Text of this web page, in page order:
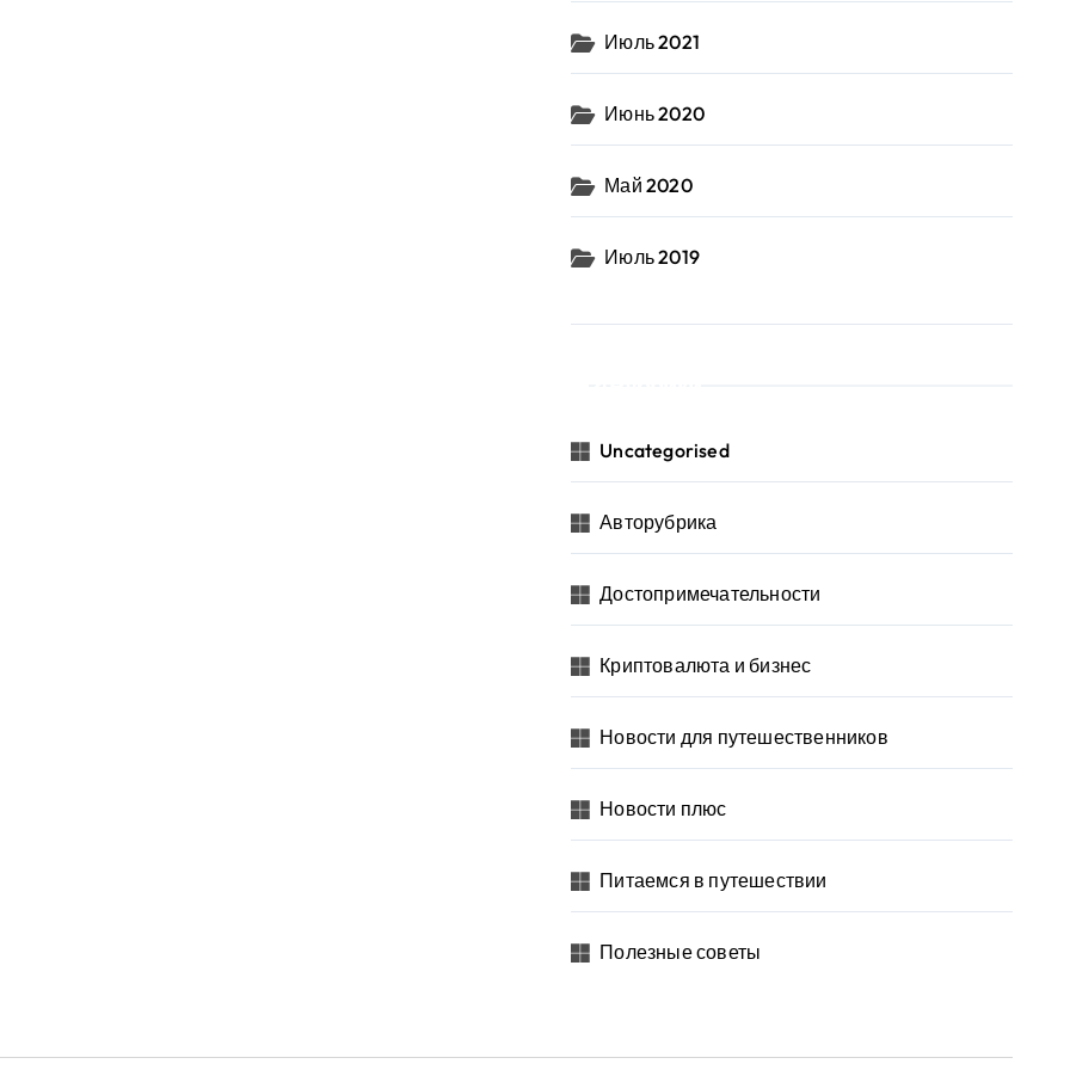
Июль 2021
Июнь 2020
Май 2020
Июль 2019
Uncategorised
Авторубрика
Достопримечательности
Криптовалюта и бизнес
Новости для путешественников
Новости плюс
Питаемся в путешествии
Полезные советы